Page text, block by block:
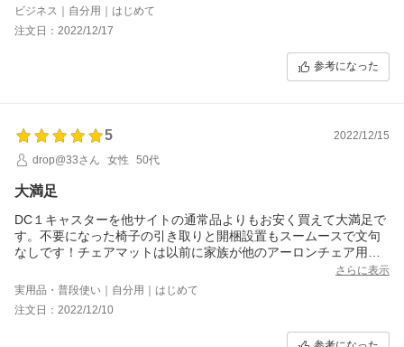
ビジネス｜自分用｜はじめて
注文日：2022/12/17
参考になった
5
2022/12/15
drop@33さん
女性 50代
大満足
DC１キャスターを他サイトの通常品よりもお安く買えて大満足で
す。不要になった椅子の引き取りと開梱設置もスームースで文句
なしです！チェアマットは以前に家族が他のアーロンチェア用に
購入していて、愛用しています。それがレビュー記入のおまけで
いただけるなんて。チェアマット到着が楽しみです。
さらに表示
実用品・普段使い｜自分用｜はじめて
注文日：2022/12/10